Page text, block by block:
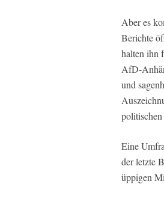
Aber es
Berichte
halten ihn
AfD-
und
Eine
der letzte
üppigen